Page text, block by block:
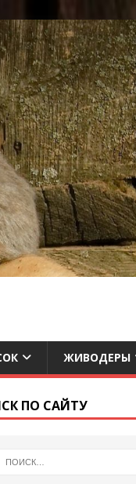
ЖИВОДЕРЫ
ПО САЙТУ